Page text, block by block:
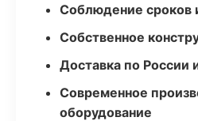
Соблюдение сроков
Собственное
Доставка по России
Современное
оборудование